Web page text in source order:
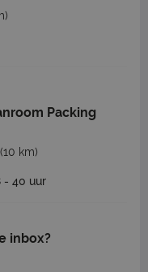
Packing
(10 km)
- 40 uur
inbox?